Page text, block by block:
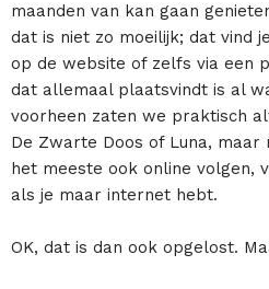
maanden van kan gaan
dat is niet zo moeilijk; dat vind
op de website of zelfs via een
dat allemaal plaatsvindt is al
voorheen zaten we praktisch
De Zwarte Doos of Luna, maar
het meeste ook online volgen,
als je maar internet hebt.
OK, dat is dan ook opgelost.